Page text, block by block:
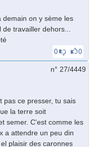
demain on y sème les
travailler dehors...
0 0
n° 27/4449
pas ce presser, tu sais
la terre soit
semer. C'est comme les
a attendre un peu din
plaisir des caronnes